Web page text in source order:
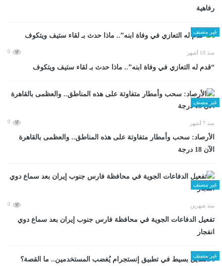
رفاهية
غير مصنف
منذ 10 أشهر 0
“قدم له التعازي في وفاة ابنه”.. ماذا حدث بـ لقاء ستيف ويتكوف
غير مصنف
منذ 7 أشهر 0
الأرصاد: سحب وأمطار متفاوتة على هذه المناطق.. والعظمى بالقاهرة
الآن 18 درجة
غير مصنف
منذ شهرين 0
تفعيل الدفاعات الجوية في محافظة فارس جنوب إيران بعد سماع دوي
انفجار
غير مصنف